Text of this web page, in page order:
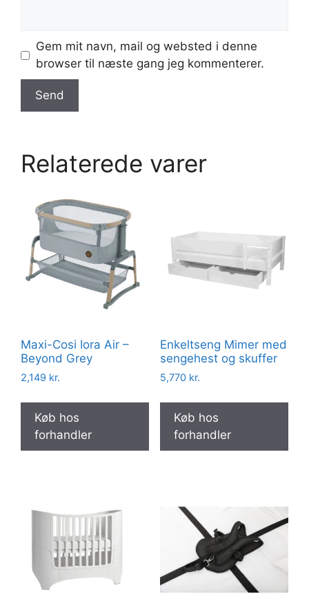
Gem mit navn, mail og websted i denne
browser til næste gang jeg kommenterer.
Relaterede varer
Maxi-Cosi Iora Air –
Beyond Grey
2,149 kr.
Køb hos
forhandler
Enkeltseng Mimer med
sengehest og skuffer
5,770 kr.
Køb hos
forhandler